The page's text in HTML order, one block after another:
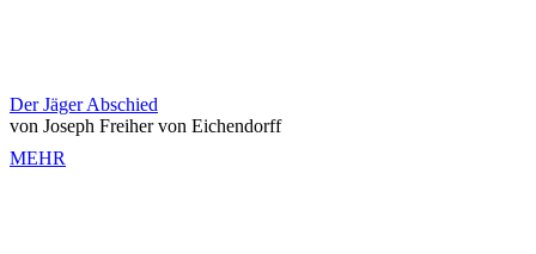
Der Jäger Abschied
von Joseph Freiher von Eichendorff
MEHR